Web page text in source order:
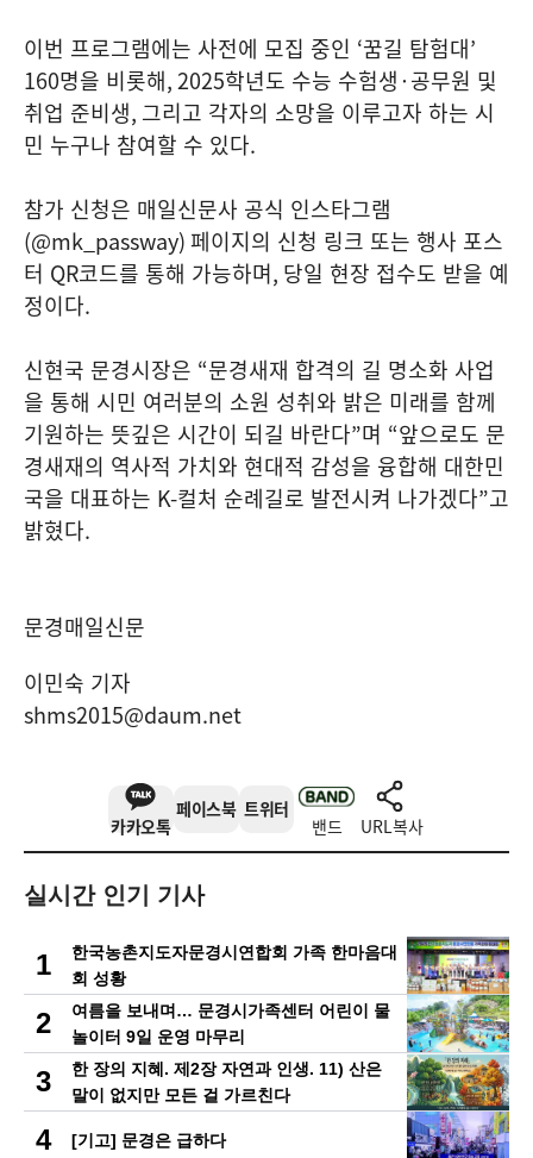
이번 프로그램에는 사전에 모집 중인 ‘꿈길 탐험대’
160명을 비롯해, 2025학년도 수능 수험생·공무원 및
취업 준비생, 그리고 각자의 소망을 이루고자 하는 시
민 누구나 참여할 수 있다.
참가 신청은 매일신문사 공식 인스타그램
(@mk_passway)페이지의 신청 링크 또는 행사 포스
터 QR코드를 통해 가능하며, 당일 현장 접수도 받을 예
정이다.
신현국 문경시장은 “문경새재 합격의 길 명소화 사업
을 통해 시민 여러분의 소원 성취와 밝은 미래를 함께
기원하는 뜻깊은 시간이 되길 바란다”며 “앞으로도 문
경새재의 역사적 가치와 현대적 감성을 융합해 대한민
국을 대표하는 K-컬처 순례길로 발전시켜 나가겠다”고
밝혔다.
문경매일신문
이민숙 기자
shms2015@daum.net
카카오톡
페이스북 트위터
밴드 URL복사
실시간 인기 기사
1
한국농촌지도자문경시연합회 가족 한마음대
회 성황
2
여름을 보내며… 문경시가족센터 어린이 물
놀이터 9일 운영 마무리
3
한 장의 지혜. 제2장 자연과 인생. 11) 산은
말이 없지만 모든 걸 가르친다
4 [기고] 문경은 급하다